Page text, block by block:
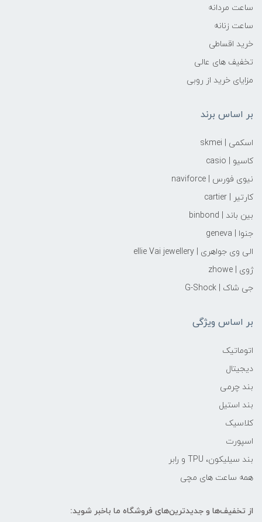
ساعت مردانه
ساعت زنانه
خرید اقساطی
تخفیف های عالی
مزایای خرید از روبی
بر اساس برند
اسکمی | skmei
کاسیو | casio
نیوی فورس | naviforce
کارتیر | cartier
بین باند | binbond
جنوا | geneva
الی وی جواهری | ellie Vai‌ jewellery
ژوی | zhowe
جی شاک | G-Shock
بر اساس ویژگی
اتوماتیک
دیجیتال
بند چرمی
بند استیل
کلاسیک
اسپورت
بند سیلیکون، TPU و رابر
همه ساعت های مچی
از تخفیف‌ها و جدیدترین‌های فروشگاه ما باخبر شوید: